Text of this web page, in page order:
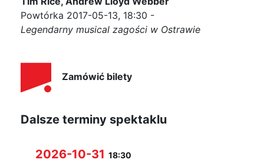
Powtórka 2017-05-13, 18:30 -
Legendarny musical zagości w Ostrawie
Zamówić bilety
Dalsze terminy spektaklu
2026-10-31 18:30